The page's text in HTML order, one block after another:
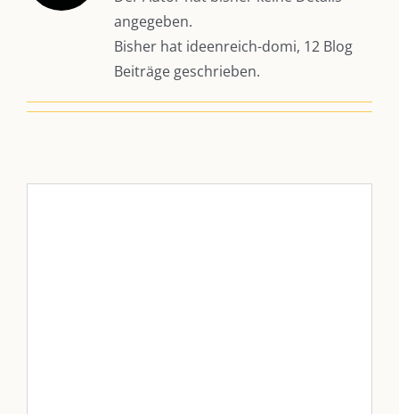
angegeben.
Bisher hat ideenreich-domi, 12 Blog
Beiträge geschrieben.